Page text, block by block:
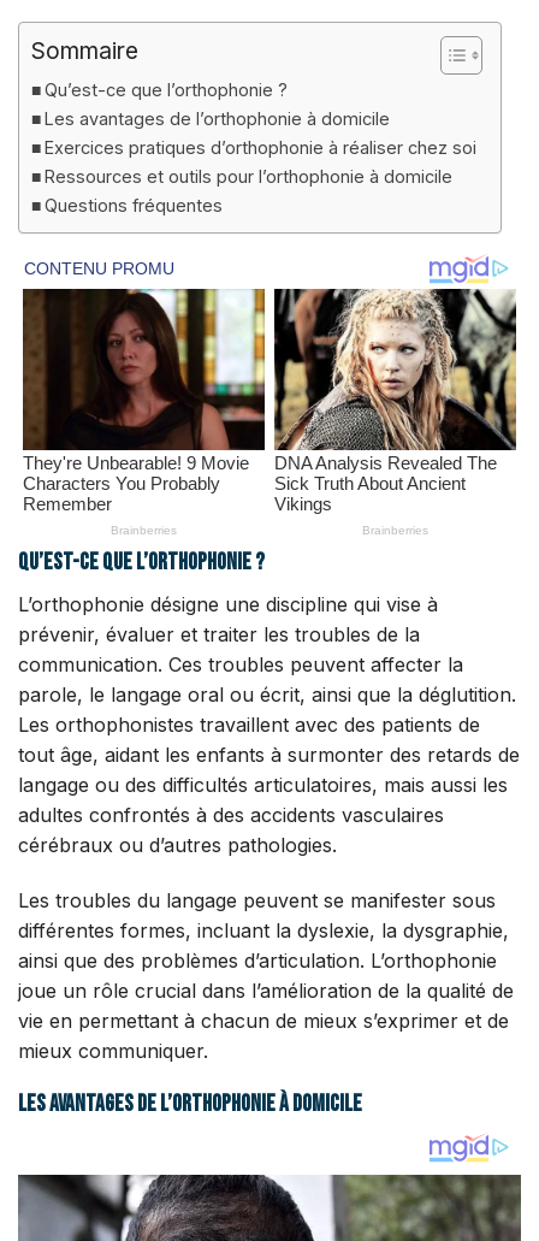
Sommaire
Qu’est-ce que l’orthophonie ?
Les avantages de l’orthophonie à domicile
Exercices pratiques d’orthophonie à réaliser chez soi
Ressources et outils pour l’orthophonie à domicile
Questions fréquentes
Qu’est-ce que l’orthophonie ?
L’orthophonie désigne une discipline qui vise à
prévenir, évaluer et traiter les troubles de la
communication. Ces troubles peuvent affecter la
parole, le langage oral ou écrit, ainsi que la déglutition.
Les orthophonistes travaillent avec des patients de
tout âge, aidant les enfants à surmonter des retards de
langage ou des difficultés articulatoires, mais aussi les
adultes confrontés à des accidents vasculaires
cérébraux ou d’autres pathologies.
Les troubles du langage peuvent se manifester sous
différentes formes, incluant la dyslexie, la dysgraphie,
ainsi que des problèmes d’articulation. L’orthophonie
joue un rôle crucial dans l’amélioration de la qualité de
vie en permettant à chacun de mieux s’exprimer et de
mieux communiquer.
Les avantages de l’orthophonie à domicile